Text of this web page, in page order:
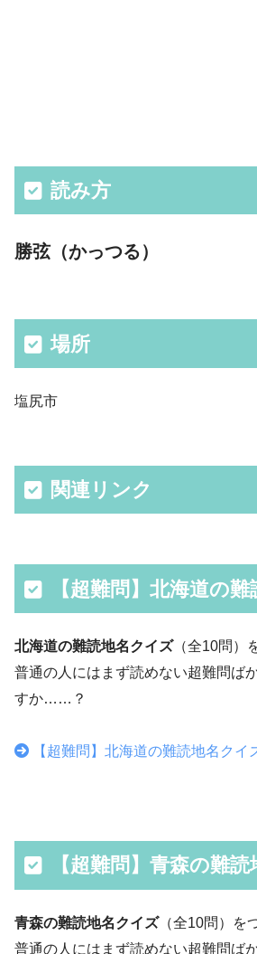
読み方
勝弦（かっつる）
場所
塩尻市
関連リンク
【超難問】北海道の
北海道の難読地名クイズ（全10問）
普通の人にはまず読めない超難問ば
すか……？
【超難問】北海道の難読地名クイ
【超難問】青森の難
青森の難読地名クイズ（全10問）を
普通の人にはまず読めない超難問ば